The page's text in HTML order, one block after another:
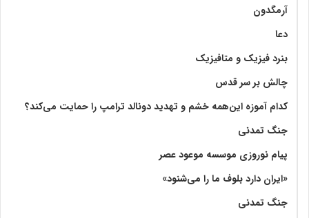
آرمگدون
دعا
بنرد فیزیک و متافیزیک
چالش بر سر قدس
کدام آموزه این‌همه خشم و تهدید دونالد ترامپ را حمایت می‌کند؟
جنگ تمدنی
پیام نوروزی موسسه موعود عصر
«ایران دارد بلوف ما را می‌شنود»
جنگ تمدنی